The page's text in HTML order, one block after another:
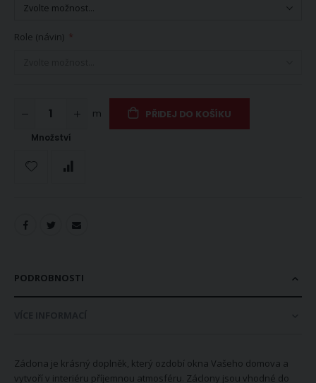
Role (návin)
Množství
m PŘIDEJ DO KOŠÍKU
PODROBNOSTI
Záclona je krásný doplněk, který ozdobí okna Vašeho domova a
vytvoří v interiéru příjemnou atmosféru. Záclony jsou vhodné do